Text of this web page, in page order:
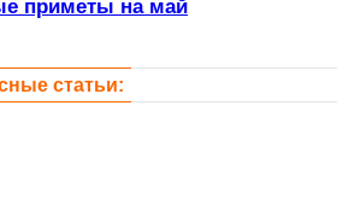
приметы на май
статьи: